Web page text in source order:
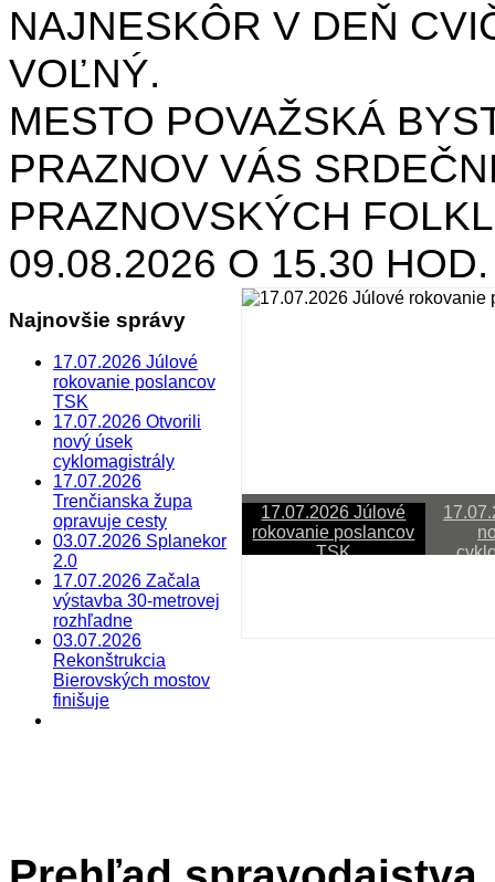
NAJNESKÔR V DEŇ
VOĽNÝ.
MESTO POVAŽSKÁ
PRAZNOV VÁS
PRAZNOVSKÝCH
09.08.2026 O 15.30
Najnovšie správy
17.07.2026 Júlové
rokovanie poslancov
TSK
17.07.2026 Otvorili
nový úsek
cyklomagistrály
17.07.2026
Trenčianska župa
opravuje cesty
03.07.2026 Splanekor
2.0
17.07.2026 Začala
výstavba 30-metrovej
rozhľadne
03.07.2026
Rekonštrukcia
Bierovských mostov
finišuje
Last Updated on júl 20 2026
17.07.2026 Júlové
rokovanie poslancov
TSK